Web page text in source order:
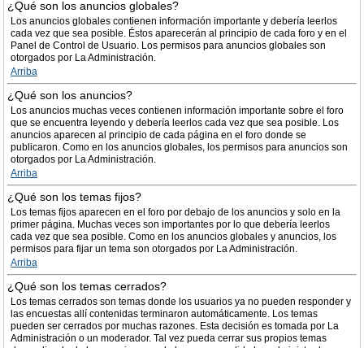
¿Qué son los anuncios globales?
Los anuncios globales contienen información importante y debería leerlos
cada vez que sea posible. Éstos aparecerán al principio de cada foro y en el
Panel de Control de Usuario. Los permisos para anuncios globales son
otorgados por La Administración.
Arriba
¿Qué son los anuncios?
Los anuncios muchas veces contienen información importante sobre el foro
que se encuentra leyendo y debería leerlos cada vez que sea posible. Los
anuncios aparecen al principio de cada página en el foro donde se
publicaron. Como en los anuncios globales, los permisos para anuncios son
otorgados por La Administración.
Arriba
¿Qué son los temas fijos?
Los temas fijos aparecen en el foro por debajo de los anuncios y solo en la
primer página. Muchas veces son importantes por lo que debería leerlos
cada vez que sea posible. Como en los anuncios globales y anuncios, los
permisos para fijar un tema son otorgados por La Administración.
Arriba
¿Qué son los temas cerrados?
Los temas cerrados son temas donde los usuarios ya no pueden responder y
las encuestas allí contenidas terminaron automáticamente. Los temas
pueden ser cerrados por muchas razones. Esta decisión es tomada por La
Administración o un moderador. Tal vez pueda cerrar sus propios temas